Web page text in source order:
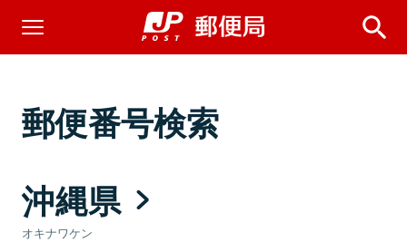
郵便番号検索
沖縄県
オキナワケン